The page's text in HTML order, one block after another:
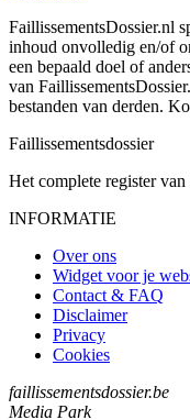
FaillissementsDossier.nl
inhoud onvolledig en/of
een bepaald doel of
van
bestanden van derden.
Faillissementsdossier
Het complete register
INFORMATIE
Over ons
Widget voor je
Contact & FAQ
Disclaimer
Privacy
Cookies
faillissementsdossier.be
Media Park